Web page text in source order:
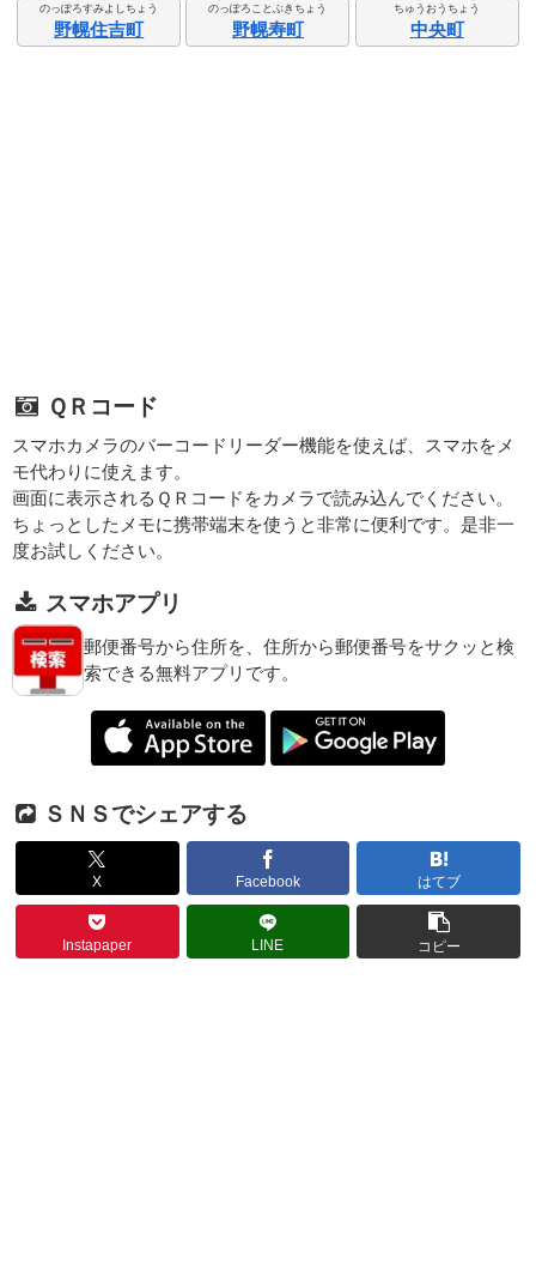
のっぽろすみよしちょう
野幌住吉町
のっぽろことぶきちょう
野幌寿町
ちゅうおうちょう
中央町
ＱＲコード
スマホカメラのバーコードリーダー機能を使えば、スマホをメ
モ代わりに使えます。
画面に表示されるＱＲコードをカメラで読み込んでください。
ちょっとしたメモに携帯端末を使うと非常に便利です。是非一
度お試しください。
スマホアプリ
郵便番号から住所を、住所から郵便番号をサクッと検
索できる無料アプリです。
ＳＮＳでシェアする
X Facebook はてブ
Instapaper LINE コピー